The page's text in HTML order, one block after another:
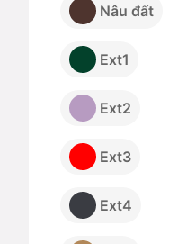
Nâu đất
Ext1
Ext2
Ext3
Ext4